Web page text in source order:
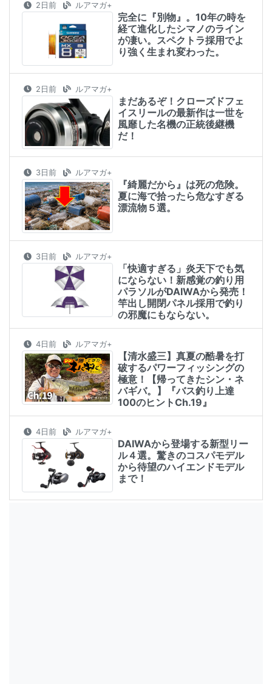
2日前 ルアマガ+
完全に『別物』。10年の時を
経て進化したシマノのライン
が凄い。スペクトラ採用でよ
り強く生まれ変わった。
2日前 ルアマガ+
まだあるぞ！クローズドフェ
イスリールの最新作は一世を
風靡した名機の正統後継機
だ！
3日前 ルアマガ+
『綺麗だから』は死の危険。
夏に海で拾ったら危なすぎる
漂流物５選。
3日前 ルアマガ+
「快適すぎる」炎天下でも気
にならない！新感覚の釣り用
パラソルがDAIWAから発売！
竿出し開閉パネル採用で釣り
の邪魔にもならない。
4日前 ルアマガ+
【清水盛三】真夏の酷暑を打
破するパワーフィッシングの
極意！【帰ってきたシン・ネ
バギバ。】『バス釣り上達
100のヒントCh.19』
4日前 ルアマガ+
DAIWAから登場する新型リー
ル４選。驚きのコスパモデル
から待望のハイエンドモデル
まで！